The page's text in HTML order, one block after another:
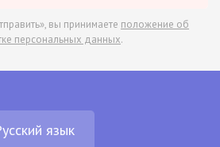
вы принимаете положение об
персональных данных.
язык